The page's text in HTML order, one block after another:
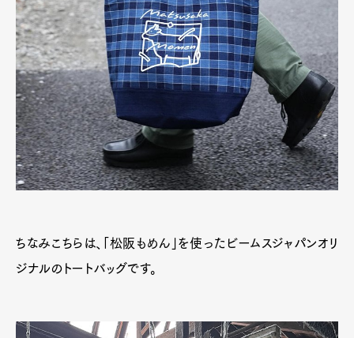
ちなみこちらは、「松阪もめん」を使ったビームスジャパンオリ
ジナルのトートバッグです。